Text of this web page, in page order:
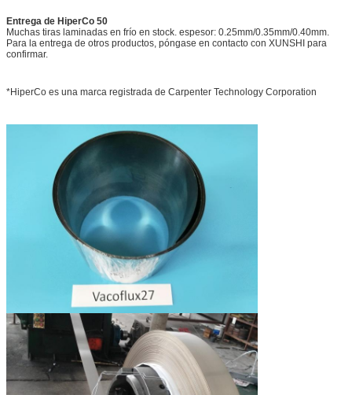
Entrega de HiperCo 50
Muchas tiras laminadas en frío en stock. espesor: 0.25mm/0.35mm/0.40mm.
Para la entrega de otros productos, póngase en contacto con XUNSHI para
confirmar.
*HiperCo es una marca registrada de Carpenter Technology Corporation